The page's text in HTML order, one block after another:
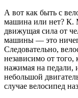
А вот как быть с
машина или нет? К.
движущая сила от
машины — это
Следовательно,
независимо от того,
нажимая на педали,
небольшой
случае велосипед